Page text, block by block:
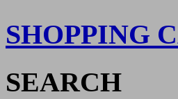
SHOPPING
SEARCH